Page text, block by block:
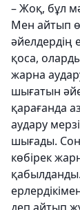
– Жоқ, бұл
Мен айтып
әйелдердің
қоса,
жарна
шығатын
қарағанда
аудару
шығады.
көбірек